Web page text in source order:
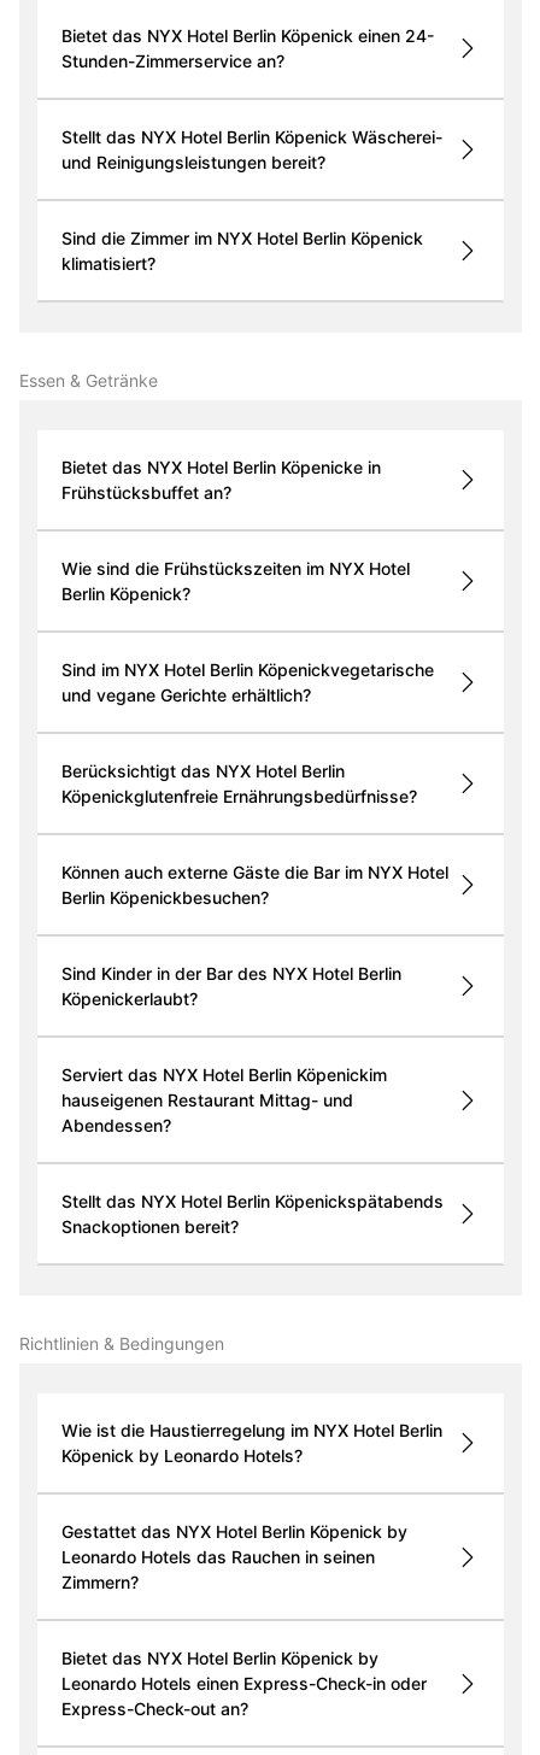
Bietet das NYX Hotel Berlin Köpenick einen 24-
Stunden-Zimmerservice an?
Stellt das NYX Hotel Berlin Köpenick Wäscherei-
und Reinigungsleistungen bereit?
Sind die Zimmer im NYX Hotel Berlin Köpenick
klimatisiert?
Essen & Getränke
Bietet das NYX Hotel Berlin Köpenicke in
Frühstücksbuffet an?
Wie sind die Frühstückszeiten im NYX Hotel
Berlin Köpenick?
Sind im NYX Hotel Berlin Köpenickvegetarische
und vegane Gerichte erhältlich?
Berücksichtigt das NYX Hotel Berlin
Köpenickglutenfreie Ernährungsbedürfnisse?
Können auch externe Gäste die Bar im NYX Hotel
Berlin Köpenickbesuchen?
Sind Kinder in der Bar des NYX Hotel Berlin
Köpenickerlaubt?
Serviert das NYX Hotel Berlin Köpenickim
hauseigenen Restaurant Mittag- und
Abendessen?
Stellt das NYX Hotel Berlin Köpenickspätabends
Snackoptionen bereit?
Richtlinien & Bedingungen
Wie ist die Haustierregelung im NYX Hotel Berlin
Köpenick by Leonardo Hotels?
Gestattet das NYX Hotel Berlin Köpenick by
Leonardo Hotels das Rauchen in seinen
Zimmern?
Bietet das NYX Hotel Berlin Köpenick by
Leonardo Hotels einen Express-Check-in oder
Express-Check-out an?